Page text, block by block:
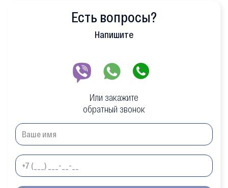
Есть вопросы?
Напишите
Или закажите
обратный звонок